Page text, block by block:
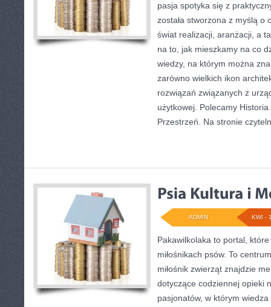
pasja spotyka się z
została stworzona z myślą o
świat realizacji, aranżacji, a
na to, jak mieszkamy na co
wiedzy, na którym można
zarówno wielkich ikon
rozwiązań związanych z
użytkowej. Polecamy
Przestrzeń. Na stronie
KWI -
ADMIN
Pakawilkolaka to portal,
miłośnikach psów. To
miłośnik zwierząt znajdzie
dotyczące codziennej opieki
pasjonatów, w którym